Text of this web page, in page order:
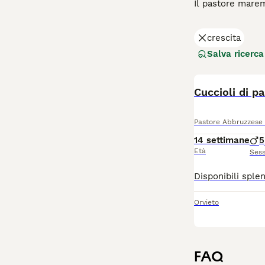
Il pastore
saputi far
crescita
Salva ricerca
Cuccioli di
Pastore
14 settimane
Età
5
Orvieto
FAQ